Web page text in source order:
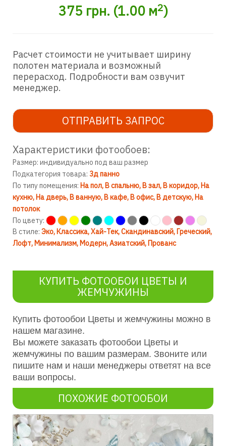
375 грн. (1.00м2)
Расчет стоимости не учитывает ширину
полотен материала и возможный
перерасход. Подробности вам озвучит
менеджер.
ОТПРАВИТЬ ЗАПРОС
Характеристики фотообоев:
Размер: индивидуально под ваш размер
Подкатегория товара: 3д панно
По типу помещения: На пол В спальню В зал В коридор На
кухню На дверь В ванную В кафе В офис В детскую На
потолок
По цвету:
В стиле: Эко Классика Хай-Тек Скандинавский Греческий
Лофт Минимализм Модерн Азиатский Прованс
КУПИТЬ ФОТООБОИ ЦВЕТЫ И
ЖЕМЧУЖИНЫ
Купить фотообои Цветы и жемчужины можно в
нашем магазине.
Вы можете заказать фотообои Цветы и
жемчужины по вашим размерам. Звоните или
пишите нам и наши менеджеры ответят на все
ваши вопросы.
ПОХОЖИЕ ФОТООБОИ